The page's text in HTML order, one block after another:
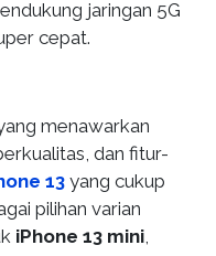
jaringan 5G
cepat.
menawarkan
dan fitur-
13 yang cukup
pilihan varian
iPhone 13 mini